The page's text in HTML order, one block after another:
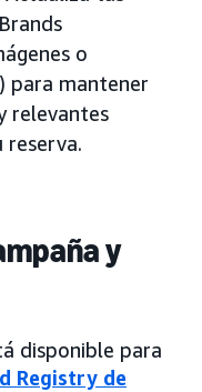
o
para mantener
relevantes
y
disponible para
Registry de